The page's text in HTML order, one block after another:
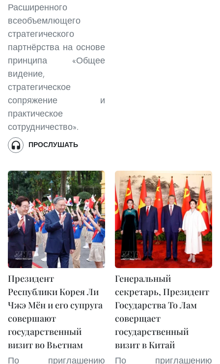
Расширенного
всеобъемлющего
стратегического
партнёрства на основе
принципа «Общее
видение,
стратегическое
сопряжение и
практическое
сотрудничество».
ПРОСЛУШАТЬ
Президент
Республики Корея Ли
Чжэ Мён и его супруга
совершают
государственный
визит во Вьетнам
По приглашению
Генеральный
секретарь, Президент
Государства То Лам
соверщает
государственный
визит в Китай
По приглашению